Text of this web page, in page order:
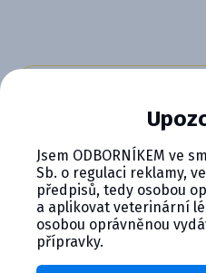
CYMEDICA PLUS:
Staňte se členem
Cymedica Plus a získejte
vaši veterinární praxi.
Výhody členství v
Plus:
Jsem ODBORNÍKEM ve
Sb. o regulaci reklamy,
předpisů, tedy osobou
a aplikovat veterinární
osobou oprávněnou
přípravky.